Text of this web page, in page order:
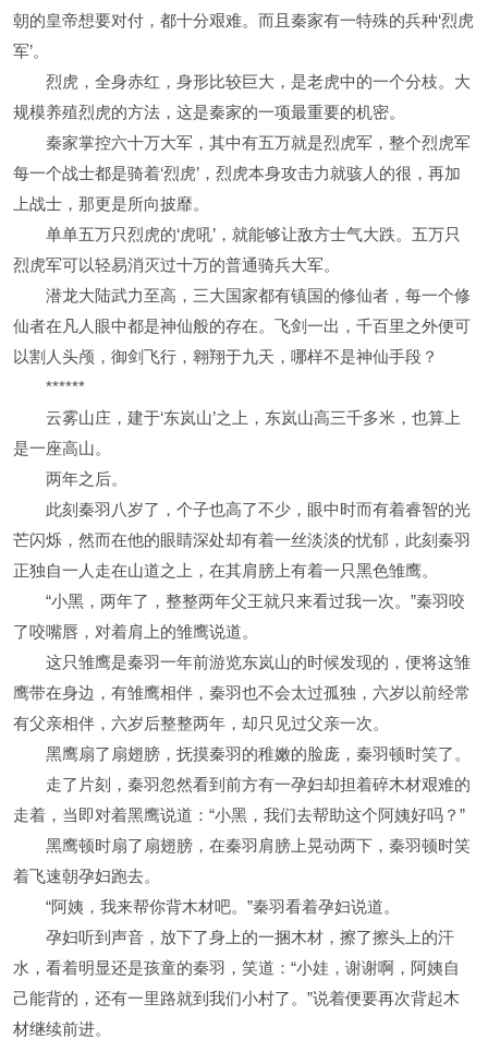
朝的皇帝想要对付，都十分艰难。而且秦家有一特殊的兵种‘烈虎
军’。
烈虎，全身赤红，身形比较巨大，是老虎中的一个分枝。大
规模养殖烈虎的方法，这是秦家的一项最重要的机密。
秦家掌控六十万大军，其中有五万就是烈虎军，整个烈虎军
每一个战士都是骑着‘烈虎’，烈虎本身攻击力就骇人的很，再加
上战士，那更是所向披靡。
单单五万只烈虎的‘虎吼’，就能够让敌方士气大跌。五万只
烈虎军可以轻易消灭过十万的普通骑兵大军。
潜龙大陆武力至高，三大国家都有镇国的修仙者，每一个修
仙者在凡人眼中都是神仙般的存在。飞剑一出，千百里之外便可
以割人头颅，御剑飞行，翱翔于九天，哪样不是神仙手段？
******
云雾山庄，建于‘东岚山’之上，东岚山高三千多米，也算上
是一座高山。
两年之后。
此刻秦羽八岁了，个子也高了不少，眼中时而有着睿智的光
芒闪烁，然而在他的眼睛深处却有着一丝淡淡的忧郁，此刻秦羽
正独自一人走在山道之上，在其肩膀上有着一只黑色雏鹰。
“小黑，两年了，整整两年父王就只来看过我一次。”秦羽咬
了咬嘴唇，对着肩上的雏鹰说道。
这只雏鹰是秦羽一年前游览东岚山的时候发现的，便将这雏
鹰带在身边，有雏鹰相伴，秦羽也不会太过孤独，六岁以前经常
有父亲相伴，六岁后整整两年，却只见过父亲一次。
黑鹰扇了扇翅膀，抚摸秦羽的稚嫩的脸庞，秦羽顿时笑了。
走了片刻，秦羽忽然看到前方有一孕妇却担着碎木材艰难的
走着，当即对着黑鹰说道：“小黑，我们去帮助这个阿姨好吗？”
黑鹰顿时扇了扇翅膀，在秦羽肩膀上晃动两下，秦羽顿时笑
着飞速朝孕妇跑去。
“阿姨，我来帮你背木材吧。”秦羽看着孕妇说道。
孕妇听到声音，放下了身上的一捆木材，擦了擦头上的汗
水，看着明显还是孩童的秦羽，笑道：“小娃，谢谢啊，阿姨自
己能背的，还有一里路就到我们小村了。”说着便要再次背起木
材继续前进。